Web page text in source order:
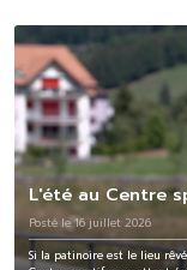
L'été au Centre
Posté le 16 juillet 2026
Si la patinoire est le lieu